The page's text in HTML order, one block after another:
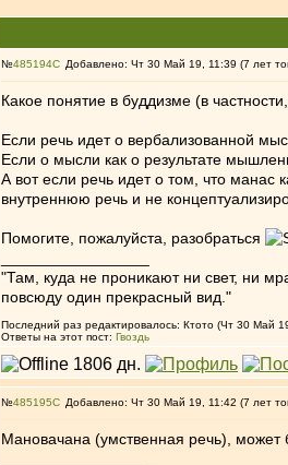
№485194 Добавлено: Чт 30 Май 19, 11:39 (7 лет
Какое понятие в буддизме (в
Если речь идет о вербализованной
Если о мысли как о результате
А вот если речь идет о том, что
внутреннюю речь и не
Помогите, пожалуйста, разобраться
"Там, куда не проникают ни свет, ни
повсюду один прекрасный вид."
Последний раз редактировалось: Ктото (Чт 30 Май
Ответы на этот пост: Гвоздь
№485195 Добавлено: Чт 30 Май 19, 11:42 (7 лет
Мановачана (умственная речь), может